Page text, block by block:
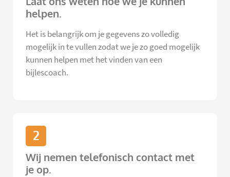
helpen.
Het is belangrijk om je gegevens zo volledig
mogelijk in te vullen zodat we je zo goed mogelijk
kunnen helpen met het vinden van een
bijlescoach.
2
Wij nemen telefonisch contact met
je op.